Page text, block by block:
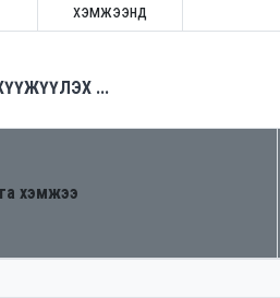
хэмжээнд
...
хэмжээ